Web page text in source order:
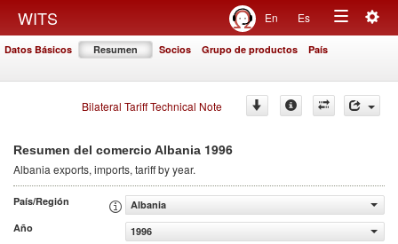
WITS En Es
Toggle
Datos Básicos Resumen Socios Grupo de productos País
Bilateral Tariff Technical Note
Resumen del comercio Albania 1996
Albania exports, imports, tariff by year.
País/Región
Albania
Año
1996